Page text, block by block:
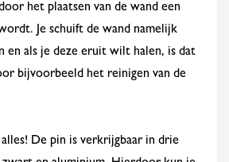
het plaatsen van de wand een
Je schuift de wand namelijk
en als je deze eruit wilt halen, is dat
bijvoorbeeld het reinigen van de
De pin is verkrijgbaar in drie